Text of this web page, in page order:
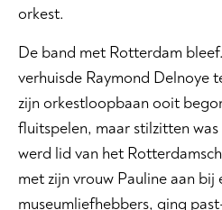
orkest.
De band met Rotterdam
verhuisde Raymond Delnoye
zijn orkestloopbaan ooit
fluitspelen, maar stilzitten
werd lid van het
met zijn vrouw Pauline aan bij
museumliefhebbers, ging